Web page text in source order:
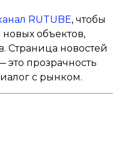
RUTUBE, чтобы
объектов,
Страница новостей
прозрачность
с рынком.